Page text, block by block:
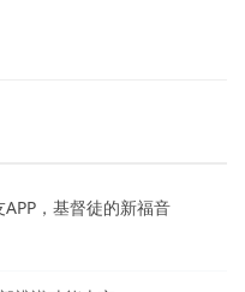
，基督徒的新福音